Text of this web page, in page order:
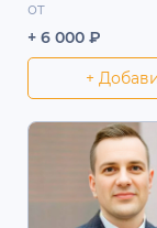
от
+ 6 000 ₽
+